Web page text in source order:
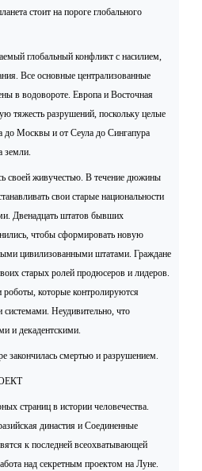
стоит на пороге глобального
глобальный конфликт с насилием,
Все основные централизованные
в водовороте. Европа и Восточная
тяжесть разрушений, поскольку целые
до Москвы и от Сеула до Сингапура
земли.
своей живучестью. В течение дюжины
свои старые национальности
Двенадцать штатов бывших
чтобы сформировать новую
цивилизованными штатами. Граждане
старых ролей продюсеров и лидеров.
которые контролируются
Неудивительно, что
и декадентскими.
смертью и разрушением.
страниц в истории человечества.
династия и Соединенные
к последней всеохватывающей
над секретным проектом на Луне.